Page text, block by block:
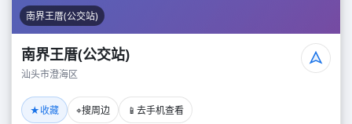
南界王厝(公交站)
南界王厝(公交站)
汕头市澄海区
★收藏 ⌖搜周边 📱 去手机查看